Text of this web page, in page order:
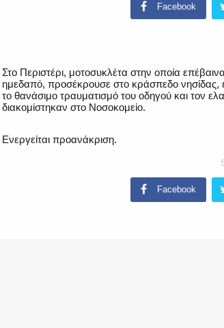
Facebook
Στο Περιστέρι, μοτοσυκλέτα στην οποία
ημεδαπό, προσέκρουσε στο κράσπεδο νησίδας,
το θανάσιμο τραυματισμό του οδηγού και τον
διακομίστηκαν στο Νοσοκομείο.
Ενεργείται προανάκριση.
Facebook